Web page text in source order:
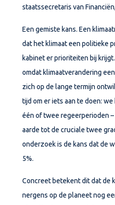
staatssecretaris van
Een gemiste kans. Een
dat het klimaat een politieke
kabinet er prioriteiten bij
omdat klimaatverandering
zich op de lange termijn
tijd om er iets aan te doen:
één of twee regeerperioden
aarde tot de cruciale twee
onderzoek is de kans dat de
5%.
Concreet betekent dit dat de
nergens op de planeet nog